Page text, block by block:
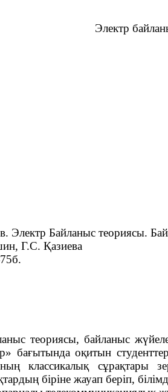
Электр
Байланыс теориясы.
Г.С. Қазиева
теориясы, байланыс
бағытында оқитын
классикалық сұрақтары
біріне жауап беріп,